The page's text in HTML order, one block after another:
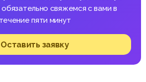
свяжемся с вами в
течение пяти минут
Оставить заявку